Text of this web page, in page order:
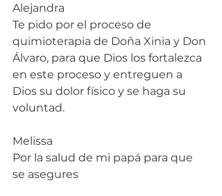
Alejandra
Te pido por el proceso de
quimioterapia de Doña Xinia y Don
Álvaro, para que Dios los fortalezca
en este proceso y entreguen a
Dios su dolor físico y se haga su
voluntad.
Melissa
Por la salud de mi papá para que
se asegures